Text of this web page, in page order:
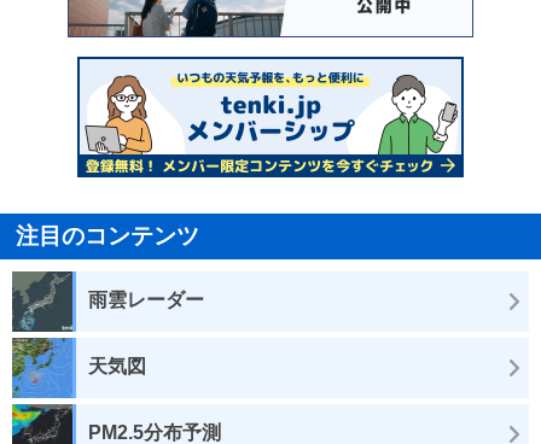
注目のコンテンツ
雨雲レーダー
天気図
PM2.5分布予測